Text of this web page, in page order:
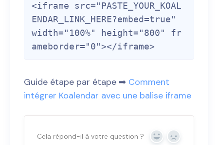
<iframe src="PASTE_YOUR_KOAL
ENDAR_LINK_HERE?embed=true"
width="100%" height="800" fr
Guide étape par étape ➡︎ Comment
intégrer Koalendar avec une balise iframe
Cela répond-il à votre question ? Oui Non